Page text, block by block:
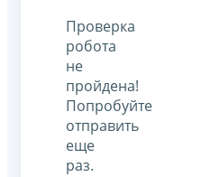
Проверка
робота
не
пройдена!
Попробуйте
отправить
еще
раз.